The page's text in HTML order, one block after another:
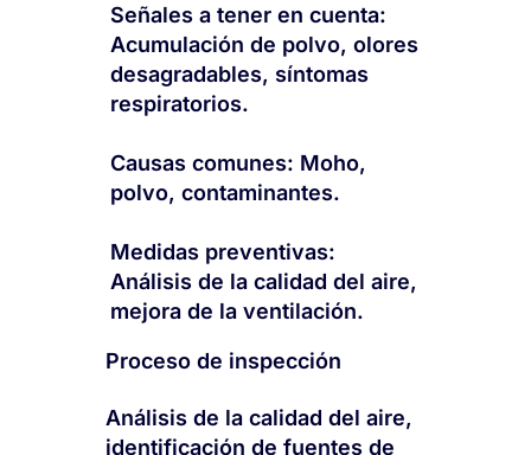
Proceso de inspección
Análisis de la calidad del aire,
identificación de fuentes de
Señales a tener en cuenta:
Acumulación de polvo, olores
desagradables, síntomas
respiratorios.
Causas comunes: Moho,
polvo, contaminantes.
Medidas preventivas:
Análisis de la calidad del aire,
mejora de la ventilación.